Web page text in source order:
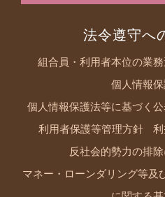
法令遵守へ
組合員・利用者本位の業
個人情報
個人情報保護法等に基づく
利用者保護等管理方針
反社会的勢力の排
マネー・ローンダリング等及